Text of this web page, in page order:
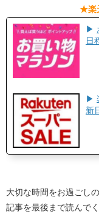
​★楽
▶
日
▶
新
大切な時間をお過ごしの
記事を最後まで読んで